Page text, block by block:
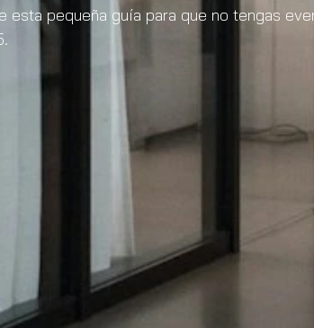
pequeña guía para que no tengas